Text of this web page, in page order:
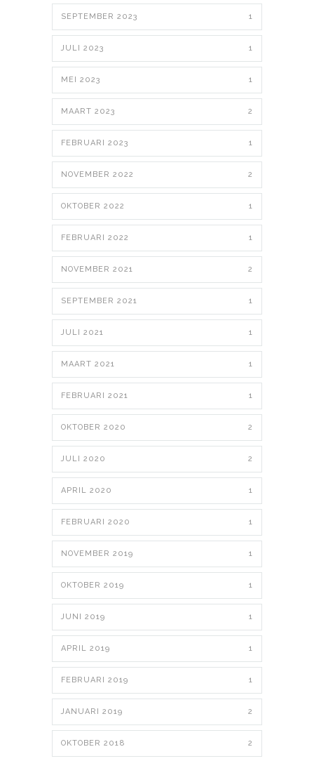
SEPTEMBER 2023 1
JULI 2023 1
MEI 2023 1
MAART 2023 2
FEBRUARI 2023 1
NOVEMBER 2022 2
OKTOBER 2022 1
FEBRUARI 2022 1
NOVEMBER 2021 2
SEPTEMBER 2021 1
JULI 2021 1
MAART 2021 1
FEBRUARI 2021 1
OKTOBER 2020 2
JULI 2020 2
APRIL 2020 1
FEBRUARI 2020 1
NOVEMBER 2019 1
OKTOBER 2019 1
JUNI 2019 1
APRIL 2019 1
FEBRUARI 2019 1
JANUARI 2019 2
OKTOBER 2018 2